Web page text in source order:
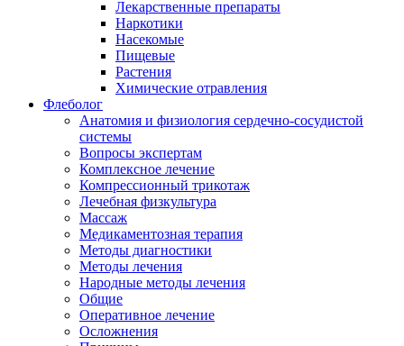
Лекарственные препараты
Наркотики
Насекомые
Пищевые
Растения
Химические отравления
Флеболог
Анатомия и физиология сердечно-сосудистой
системы
Вопросы экспертам
Комплексное лечение
Компрессионный трикотаж
Лечебная физкультура
Массаж
Медикаментозная терапия
Методы диагностики
Методы лечения
Народные методы лечения
Общие
Оперативное лечение
Осложнения